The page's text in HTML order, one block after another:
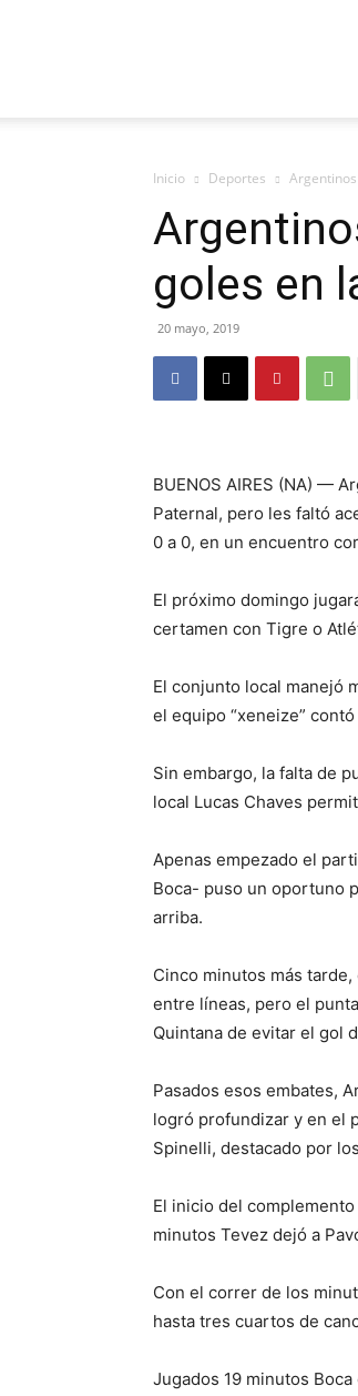
Inicio Deportes
goles en
20 mayo, 2019
BUENOS AIRES (NA) —
Paternal, pero les faltó
0 a 0, en un encuentro
El próximo domingo
certamen con Tigre o
El conjunto local manejó
el equipo “xeneize”
Sin embargo, la falta de
local Lucas Chaves
Apenas empezado el
Boca- puso un oportuno
arriba.
Cinco minutos más
entre líneas, pero el
Quintana de evitar el gol
Pasados esos embates,
logró profundizar y en el
Spinelli, destacado por
El inicio del
minutos Tevez dejó a
Con el correr de los
hasta tres cuartos de
Jugados 19 minutos